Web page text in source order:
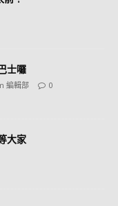
士囉
編輯部 0
大家